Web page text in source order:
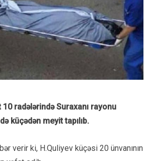
radələrində Suraxanı rayonu
küçədən meyit tapılıb.
verir ki, H.Quliyev küçəsi 20 ünvanının